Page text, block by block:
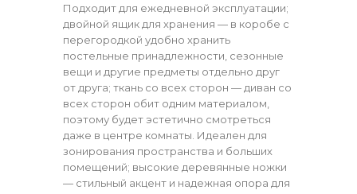
Подходит для ежедневной эксплуатации;
двойной ящик для хранения — в коробе с
перегородкой удобно хранить
постельные принадлежности, сезонные
вещи и другие предметы отдельно друг
от друга; ткань со всех сторон — диван со
всех сторон обит одним материалом,
поэтому будет эстетично смотреться
даже в центре комнаты. Идеален для
зонирования пространства и больших
помещений; высокие деревянные ножки
— стильный акцент и надежная опора для